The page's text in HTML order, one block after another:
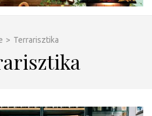
> Terrarisztika